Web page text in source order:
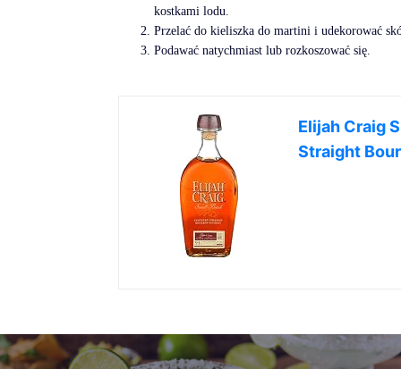
kostkami lodu.
Przelać do kieliszka do martini i udekorować
Podawać natychmiast lub rozkoszować się.
Elijah Craig
Straight